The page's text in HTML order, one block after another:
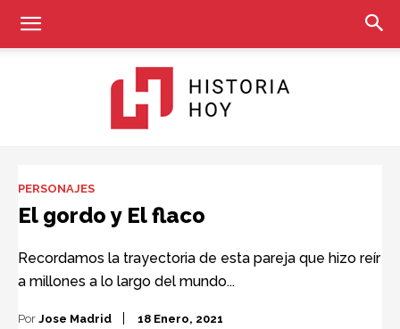
Hoy
PERSONAJES
El gordo y El flaco
Recordamos la trayectoria de esta pareja que hizo reír
a millones a lo largo del mundo...
Por Jose Madrid 18 Enero, 2021